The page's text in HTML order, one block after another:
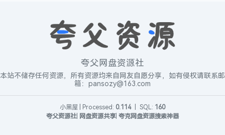
夸父网盘资源社
本站不储存任何资源，所有资源均来自网友自愿分享，如有侵权请联系邮
箱：pansozy@163.com
小黑屋 Processed: 0.114 SQL: 160
夸父资源社| 网盘资源共享| 夸克网盘资源搜索神器